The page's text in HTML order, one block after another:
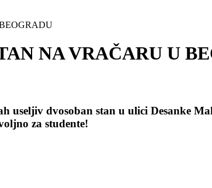
NA VRAČARU U
useljiv dvosoban stan u ulici Desanke
za studente!